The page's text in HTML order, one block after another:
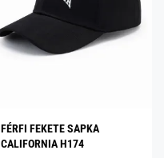
FÉRFI FEKETE SAPKA
CALIFORNIA H174